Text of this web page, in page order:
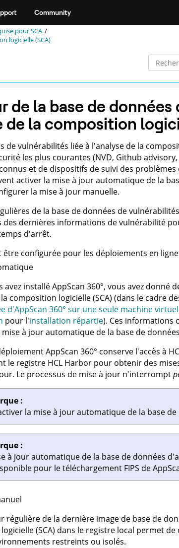
Community
pour SCA
logicielle (SCA)
de la base de
de la composition
de vulnérabilités liée à l'analyse de la
les plus courantes (NVD, Github
et de dispositifs de suivi des
activer la mise à jour automatique de la
la mise à jour manuelle.
de la base de données de
dernières informations de vulnérabilité
d'arrêt.
être configurée pour les déploiements en
avez installéAppScan 360°, vous avez donné
composition logicielle (SCA) (dans le cadre
d'AppScan 360° sur une seule machine
pour l'installation répartie). Ces informations
à jour automatique de la base de
AppScan 360° conserve l'accès à
le registre HCL Harbor pour obtenir des
Le processus de mise à jour n'interrompt
:
la mise à jour automatique de la base
:
à jour automatique de la base de données
pour le téléchargement FIPS de
régulière de la dernière image de base de
(SCA) dans le registre local permet
restreints ou isolés.